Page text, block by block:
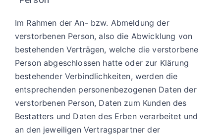
Im Rahmen der An- bzw. Abmeldung der
verstorbenen Person, also die Abwicklung von
bestehenden Verträgen, welche die verstorbene
Person abgeschlossen hatte oder zur Klärung
bestehender Verbindlichkeiten, werden die
entsprechenden personenbezogenen Daten der
verstorbenen Person, Daten zum Kunden des
Bestatters und Daten des Erben verarbeitet und
an den jeweiligen Vertragspartner der